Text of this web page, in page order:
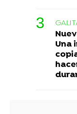
Una